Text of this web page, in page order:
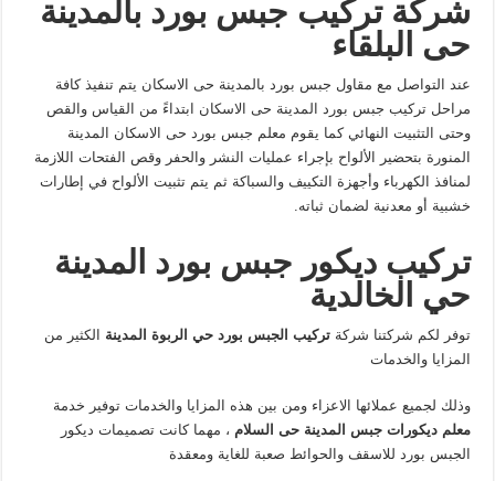
شركة تركيب جبس بورد بالمدينة
حى البلقاء
عند التواصل مع مقاول جبس بورد بالمدينة حى الاسكان يتم تنفيذ كافة
مراحل تركيب جبس بورد المدينة حى الاسكان ابتداءً من القياس والقص
وحتى التثبيت النهائي كما يقوم معلم جبس بورد حى الاسكان المدينة
المنورة بتحضير الألواح بإجراء عمليات النشر والحفر وقص الفتحات اللازمة
لمنافذ الكهرباء وأجهزة التكييف والسباكة ثم يتم تثبيت الألواح في إطارات
خشبية أو معدنية لضمان ثباته.
تركيب ديكور جبس بورد المدينة
حي الخالدية
توفر لكم شركتنا شركة تركيب الجبس بورد حي الربوة المدينة الكثير من
المزايا والخدمات
وذلك لجميع عملائها الاعزاء ومن بين هذه المزايا والخدمات توفير خدمة
معلم ديكورات جبس المدينة حى السلام ، مهما كانت تصميمات ديكور
الجبس بورد للاسقف والحوائط صعبة للغاية ومعقدة